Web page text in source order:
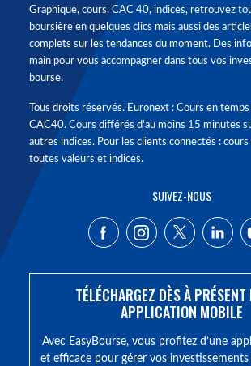
Graphique, cours, CAC 40, indices, retrouvez
boursière en quelques clics mais aussi des
complets sur les tendances du moment. Des
main pour vous accompagner dans tous vos
bourse.
Tous droits réservés. Euronext : Cours en
CAC40. Cours différés d'au moins 15 minutes
autres indices. Pour les clients connectés :
toutes valeurs et indices.
SUIVEZ-NOUS
TÉLÉCHARGEZ DÈS À PRÉSENT
APPLICATION MOBILE
Avec EasyBourse, vous profitez d’une
et efficace pour gérer vos investissements